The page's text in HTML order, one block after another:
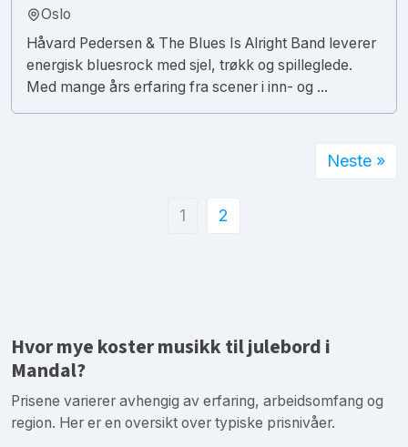
Oslo
Håvard Pedersen & The Blues Is Alright Band leverer
energisk bluesrock med sjel, trøkk og spilleglede.
Med mange års erfaring fra scener i inn- og ...
1 2
Neste »
Hvor mye koster musikk til julebord i
Mandal?
Prisene varierer avhengig av erfaring, arbeidsomfang og
region. Her er en oversikt over typiske prisnivåer.